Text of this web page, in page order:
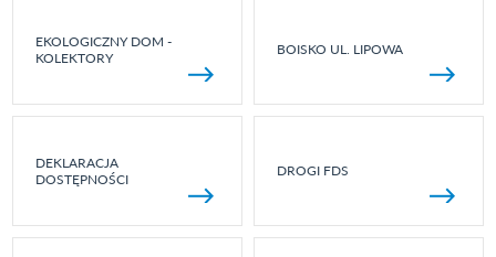
EKOLOGICZNY DOM -
KOLEKTORY
BOISKO UL. LIPOWA
DEKLARACJA
DOSTĘPNOŚCI
DROGI FDS